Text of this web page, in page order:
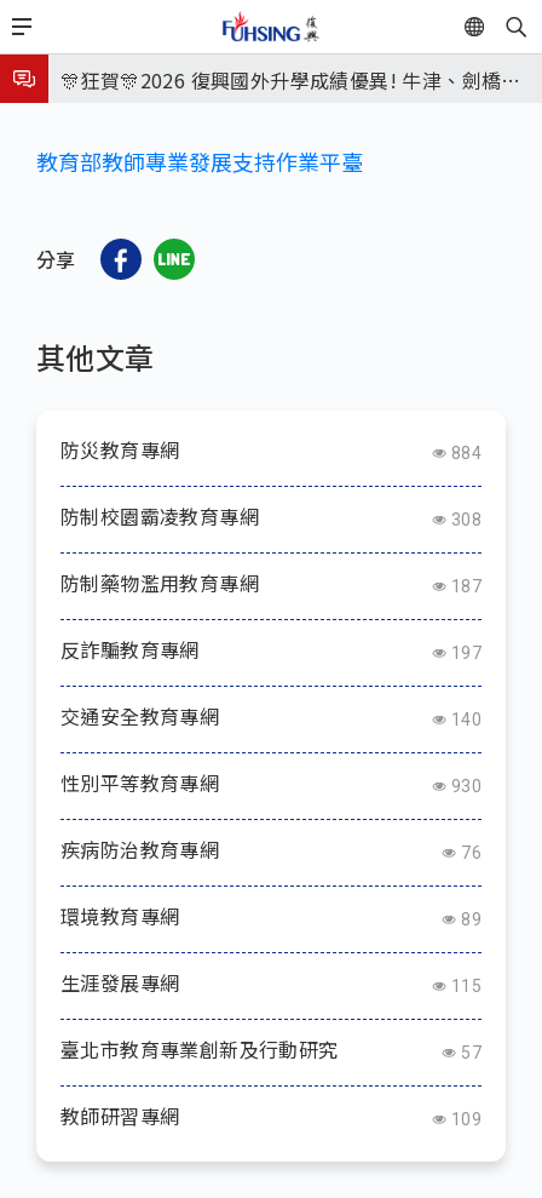
移
至
主
內
EN
🎉🎉🎉狂賀! 12望蘇同學榮錄MIT麻省理工學院，本校
連續兩年錄取世界第一學府！
🎊狂賀🎊2026 復興國外升學成績優異! 牛津、劍橋首
取標準、62%達台大錄取標準。各組合4科60級分9人
8月3日 分科成績公布
時30分至15時實施，全市人、車及各場所均須配合管
8月31日 開學日
連續兩年錄取世界第一學府！
70
教育部教師專業發展支持作業平臺
分享
其他文章
防災教育專網 884
防制校園霸凌教育專網 308
防制藥物濫用教育專網 187
反詐騙教育專網 197
交通安全教育專網 140
性別平等教育專網 930
疾病防治教育專網 76
環境教育專網 89
生涯發展專網 115
臺北市教育專業創新及行動研究 57
教師研習專網 109